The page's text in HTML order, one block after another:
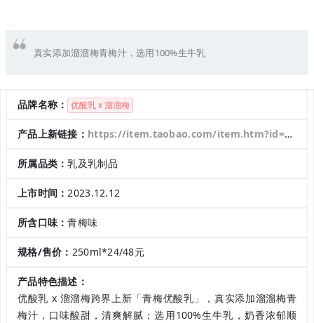
真实添加溜溜梅青梅汁，选用100%生牛乳
品牌名称： 优酸乳 x 溜溜梅
产品上新链接： https://item.taobao.com/item.htm?id=754063511760&price=9.9-79.9&sourceType=item&sourceType=item&suid=08df7a12-ece9-4ff8-81f8-07238e439c96&shareUniqueId=24855066238&ut_sk=1.Xxex6LL79iYDAI%2Fsq52iLQMK_21646297_1703481244148.Copy.1&un=51fb8f5edfeaf61904b3331edb5030c2&share_crt_v=1&un_site=0&spm=a2159r.13376460.0.0&sp_abtk=gray_1_code_simpleAndroid2&tbSocialPopKey=shareItem&sp_tk=M2wybFdnQ3FLZXE%3D&cpp=1&shareurl=true&short_name=h.5Mjvv0Y&bxsign=scdHfJ9F_VCZn7sOvks8St56LZMC08aJJtSoepYuOEVTIZqKEvlMD8E6kILOA4UfYegkWtmwfNyIMCcH8tCE7hNBLUChM4U319ieQDHWJCLBYDCWcr_u6-VUZ-G56l79LnR4dInp0s6elCwf8m4ozFueg&tk=3l2lWgCqKeq&app=chrome
所属品类：乳及乳制品
上市时间：2023.12.12
所含口味：青梅味
规格/售价： 250ml*24/48元
产品特色描述：
优酸乳 x 溜溜梅跨界上新「青梅优酸乳」，真实添加溜溜梅青
梅汁，口味酸甜，清爽解腻；选用100%生牛乳，奶香浓郁顺